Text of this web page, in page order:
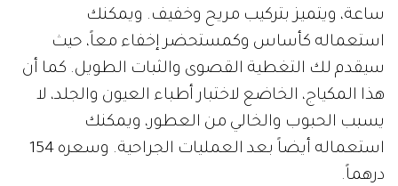
ساعة، ويتميز بتركيب مريح وخفيف. ويمكنك
استعماله كأساس وكمستحضر إخفاء معاً، حيث
سيقدم لك التغطية القصوى والثبات الطويل. كما أن
هذا المكياج، الخاضع لاختبار أطباء العيون والجلد، لا
يسبب الحبوب والخالي من العطور، ويمكنك
استعماله أيضاً بعد العمليات الجراحية. وسعره 154
درهماً.